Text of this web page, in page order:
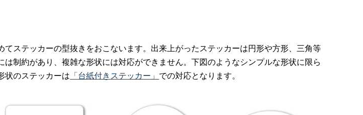
てステッカーの型抜きをおこないます。出来上がったステッカーは円形や方形、三角等
は制約があり、複雑な形状には対応ができません。下図のようなシンプルな形状に限ら
状のステッカーは 「台紙付きステッカー」 での対応となります。